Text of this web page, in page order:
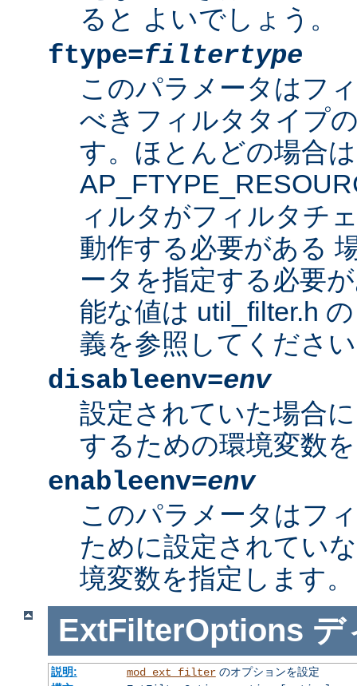
ると よいでしょう。
ftype=filtertype
このパラメータはフ
べきフィルタタイプ
す。ほとんどの場合
ィルタがフィルタチ
動作する必要がある
ータを指定する必要
能な値は util_filter.h
義を参照してくださ
disableenv=env
設定されていた場合
するための環境変数
enableenv=env
このパラメータはフ
ために設定されてい
境変数を指定します。
ExtFilterOptions デ
説明: mod_ext_filterのオプションを設定